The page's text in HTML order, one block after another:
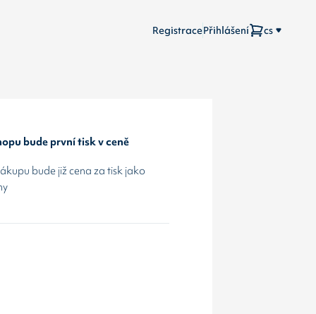
RegistracePřihlášení cs
bude první tisk v ceně
bude již cena za tisk jako